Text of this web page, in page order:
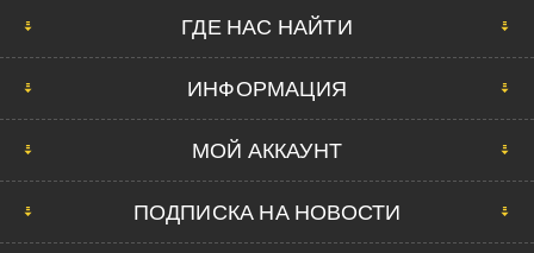
ГДЕ НАС НАЙТИ
ИНФОРМАЦИЯ
МОЙ АККАУНТ
ПОДПИСКА НА НОВОСТИ